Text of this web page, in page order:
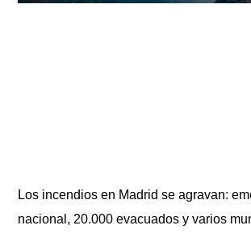
Los incendios en Madrid se agravan:
nacional, 20.000 evacuados y varios